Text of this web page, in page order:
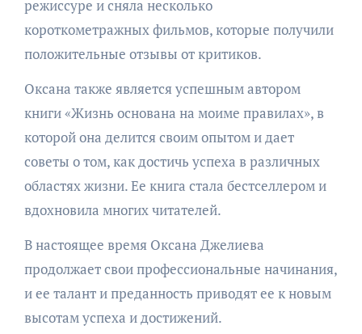
режиссуре и сняла несколько
короткометражных фильмов, которые получили
положительные отзывы от критиков.
Оксана также является успешным автором
книги «Жизнь основана на моиме правилах», в
которой она делится своим опытом и дает
советы о том, как достичь успеха в различных
областях жизни. Ее книга стала бестселлером и
вдохновила многих читателей.
В настоящее время Оксана Джелиева
продолжает свои профессиональные начинания,
и ее талант и преданность приводят ее к новым
высотам успеха и достижений.